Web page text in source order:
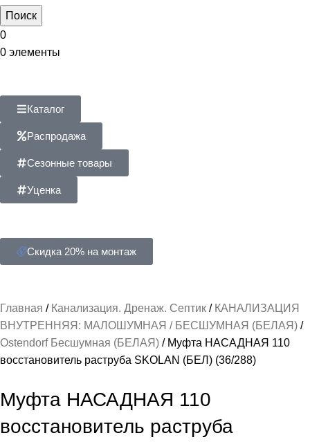
Поиск
0
0 элементы
Каталог
Распродажа
Сезонные товары
Уценка
Скидка 20% на монтаж
Главная Канализация. Дренаж. Септик
КАНАЛИЗАЦИЯ
ВНУТРЕННЯЯ: МАЛОШУМНАЯ / БЕСШУМНАЯ (БЕЛАЯ)
Ostendorf Бесшумная (БЕЛАЯ)
Муфта НАСАДНАЯ 110
восстановитель раструба SKOLAN (БЕЛ) (36/288)
Муфта НАСАДНАЯ 110
восстановитель раструба